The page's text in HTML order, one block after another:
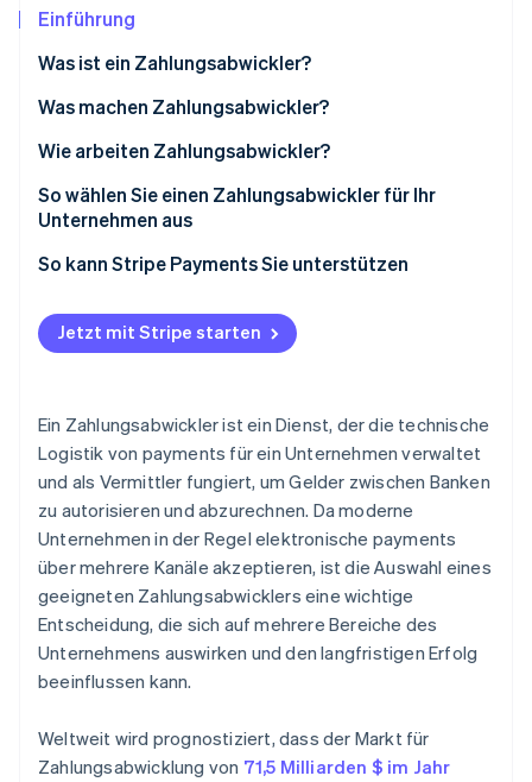
Start-up-Gründung
Climate
Identity
Stripe-Sessions 2026
Erfahren Sie, wie Stripe Lösungen für
Partner
Einführung
Was ist ein Zahlungsabwickler?
Was machen Zahlungsabwickler?
Wie arbeiten Zahlungsabwickler?
So wählen Sie einen Zahlungsabwickler für Ihr
Unternehmen aus
So kann Stripe Payments Sie unterstützen
Jetzt mit Stripe starten
Ein Zahlungsabwickler ist ein Dienst, der die technische
Logistik von payments für ein Unternehmen verwaltet
und als Vermittler fungiert, um Gelder zwischen Banken
zu autorisieren und abzurechnen. Da moderne
Unternehmen in der Regel elektronische payments
über mehrere Kanäle akzeptieren, ist die Auswahl eines
geeigneten Zahlungsabwicklers eine wichtige
Entscheidung, die sich auf mehrere Bereiche des
Unternehmens auswirken und den langfristigen Erfolg
beeinflussen kann.
Weltweit wird prognostiziert, dass der Markt für
Zahlungsabwicklung von 71,5 Milliarden $ im Jahr